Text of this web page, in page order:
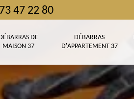
47 22 80
DÉBARRAS DE
MAISON 37
DÉBARRAS
D'APPARTEMENT 37